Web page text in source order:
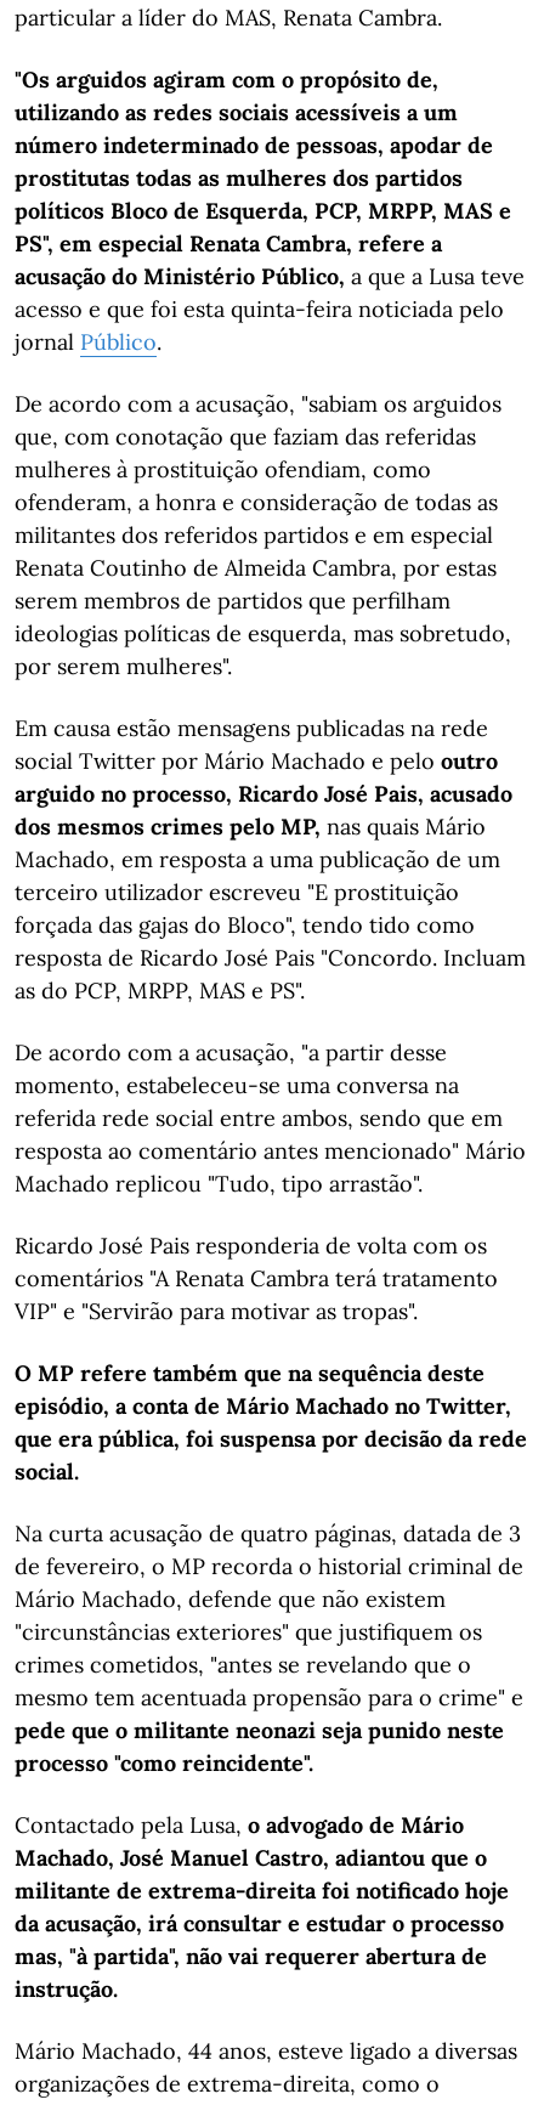
particular a líder do MAS, Renata Cambra.
"Os arguidos agiram com o propósito de,
utilizando as redes sociais acessíveis a um
número indeterminado de pessoas, apodar de
prostitutas todas as mulheres dos partidos
políticos Bloco de Esquerda, PCP, MRPP, MAS e
PS", em especial Renata Cambra, refere a
acusação do Ministério Público, a que a Lusa teve
acesso e que foi esta quinta-feira noticiada pelo
jornal Público.
De acordo com a acusação, "sabiam os arguidos
que, com conotação que faziam das referidas
mulheres à prostituição ofendiam, como
ofenderam, a honra e consideração de todas as
militantes dos referidos partidos e em especial
Renata Coutinho de Almeida Cambra, por estas
serem membros de partidos que perfilham
ideologias políticas de esquerda, mas sobretudo,
por serem mulheres".
Em causa estão mensagens publicadas na rede
social Twitter por Mário Machado e pelo outro
arguido no processo, Ricardo José Pais, acusado
dos mesmos crimes pelo MP, nas quais Mário
Machado, em resposta a uma publicação de um
terceiro utilizador escreveu "E prostituição
forçada das gajas do Bloco", tendo tido como
resposta de Ricardo José Pais "Concordo. Incluam
as do PCP, MRPP, MAS e PS".
De acordo com a acusação, "a partir desse
momento, estabeleceu-se uma conversa na
referida rede social entre ambos, sendo que em
resposta ao comentário antes mencionado" Mário
Machado replicou "Tudo, tipo arrastão".
Ricardo José Pais responderia de volta com os
comentários "A Renata Cambra terá tratamento
VIP" e "Servirão para motivar as tropas".
O MP refere também que na sequência deste
episódio, a conta de Mário Machado no Twitter,
que era pública, foi suspensa por decisão da rede
social.
Na curta acusação de quatro páginas, datada de 3
de fevereiro, o MP recorda o historial criminal de
Mário Machado, defende que não existem
"circunstâncias exteriores" que justifiquem os
crimes cometidos, "antes se revelando que o
mesmo tem acentuada propensão para o crime" e
pede que o militante neonazi seja punido neste
processo "como reincidente".
Contactado pela Lusa, o advogado de Mário
Machado, José Manuel Castro, adiantou que o
militante de extrema-direita foi notificado hoje
da acusação, irá consultar e estudar o processo
mas, "à partida", não vai requerer abertura de
instrução.
Mário Machado, 44 anos, esteve ligado a diversas
organizações de extrema-direita, como o